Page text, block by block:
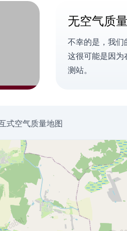
无空气质
不幸的是，我们
这很可能是因为
测站。
式空气质量地图